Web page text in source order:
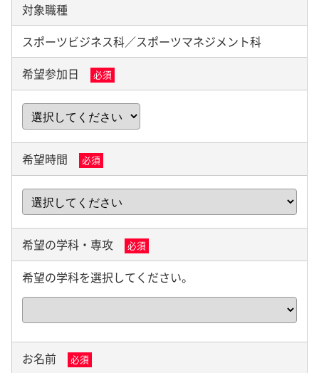
対象職種
スポーツビジネス科／スポーツマネジメント科
希望参加日
必須
希望時間 必須
希望の学科・専攻 必須
希望の学科を選択してください。
お名前 必須